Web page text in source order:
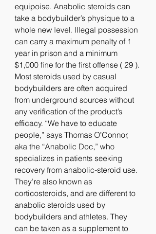
equipoise. Anabolic steroids can
take a bodybuilder’s physique to a
whole new level. Illegal possession
can carry a maximum penalty of 1
year in prison and a minimum
$1,000 fine for the first offense ( 29 ).
Most steroids used by casual
bodybuilders are often acquired
from underground sources without
any verification of the product’s
efficacy. “We have to educate
people,” says Thomas O’Connor,
aka the “Anabolic Doc,” who
specializes in patients seeking
recovery from anabolic-steroid use.
They’re also known as
corticosteroids, and are different to
anabolic steroids used by
bodybuilders and athletes. They
can be taken as a supplement to